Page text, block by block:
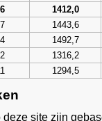
1412,0
1443,6
1492,7
1316,2
1294,5
deze site zijn